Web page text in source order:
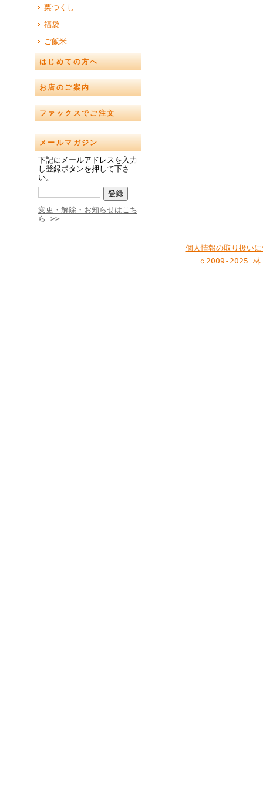
栗つくし
福袋
ご飯米
はじめての方へ
お店のご案内
ファックスでご注文
メールマガジン
下記にメールアドレスを入力
し登録ボタンを押して下さ
い。
変更・解除・お知らせはこち
ら >>
個人情報の取り扱い
ｃ2009-2025